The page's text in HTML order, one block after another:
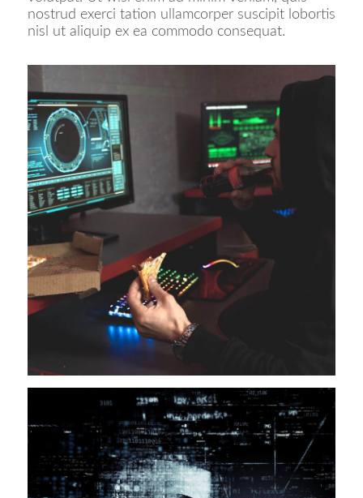
nostrud exerci tation ullamcorper suscipit lobortis
nisl ut aliquip ex ea commodo consequat.